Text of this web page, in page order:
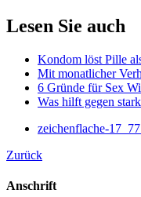
Lesen Sie auch
Kondom löst Pille
Mit monatlicher
6 Gründe für Sex
Was hilft gegen
zeichenflache-
Zurück
Anschrift